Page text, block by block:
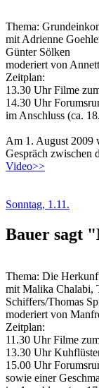
Thema:
mit Adrienne
Günter Sölken
moderiert von
Zeitplan:
13.30 Uhr Filme
14.30 Uhr
im Anschluss (ca.
Am 1. August 2009
Gespräch zwischen
Video>>
Sonntag, 1.11.
Bauer sagt
Thema: Die
mit Malika Chalabi,
Schiffers/Thomas
moderiert von
Zeitplan:
11.30 Uhr Filme
13.30 Uhr
15.00 Uhr
sowie einer